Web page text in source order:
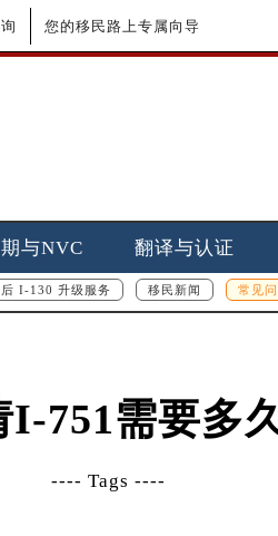
您的移民路上专属向导
与NVC 翻译与认证
后 I-130 升级服务 移民新闻 常见
I-751需要多
---- Tags ----